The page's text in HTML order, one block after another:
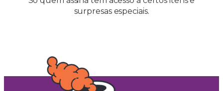
surpresas especiais.